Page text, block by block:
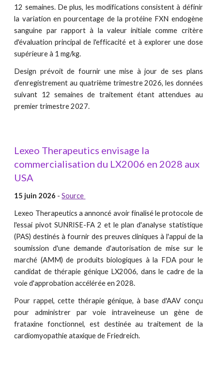
12 semaines. De plus, les modifications consistent à définir
la variation en pourcentage de la protéine FXN endogène
sanguine par rapport à la valeur initiale comme critère
d'évaluation principal de l'efficacité et à explorer une dose
supérieure à 1 mg/kg.
Design prévoit de fournir une mise à jour de ses plans
d’enregistrement au quatrième trimestre 2026, les données
suivant 12 semaines de traitement étant attendues au
premier trimestre 2027.
Lexeo Therapeutics envisage la
commercialisation du LX2006 en 2028 aux
USA
15 juin 2026 -Source
Lexeo Therapeutics a annoncé avoir finalisé le protocole de
l'essai pivot SUNRISE-FA 2 et le plan d'analyse statistique
(PAS) destinés à fournir des preuves cliniques à l'appui de la
soumission d'une demande d'autorisation de mise sur le
marché (AMM) de produits biologiques à la FDA pour le
candidat de thérapie génique LX2006, dans le cadre de la
voie d'approbation accélérée en 2028.
Pour rappel, cette thérapie génique, à base d'AAV conçu
pour administrer par voie intraveineuse un gène de
frataxine fonctionnel, est destinée au traitement de la
cardiomyopathie ataxique de Friedreich.